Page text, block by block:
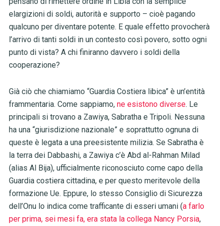
elargizioni di soldi, autorità e supporto – cioè pagando
qualcuno per diventare potente. E quale effetto provocherà
l’arrivo di tanti soldi in un contesto così povero, sotto ogni
punto di vista? A chi finiranno davvero i soldi della
cooperazione?
Già ciò che chiamiamo “Guardia Costiera libica” è un’entità
frammentaria. Come sappiamo, ne esistono diverse. Le
principali si trovano a Zawiya, Sabratha e Tripoli. Nessuna
ha una “giurisdizione nazionale” e soprattutto ognuna di
queste è legata a una preesistente milizia. Se Sabratha è
la terra dei Dabbashi, a Zawiya c’è Abd al-Rahman Milad
(alias Al Bija), ufficialmente riconosciuto come capo della
Guardia costiera cittadina, e per questo meritevole della
formazione Ue. Eppure, lo stesso Consiglio di Sicurezza
dell’Onu lo indica come trafficante di esseri umani (a farlo
per prima, sei mesi fa, era stata la collega Nancy Porsia,